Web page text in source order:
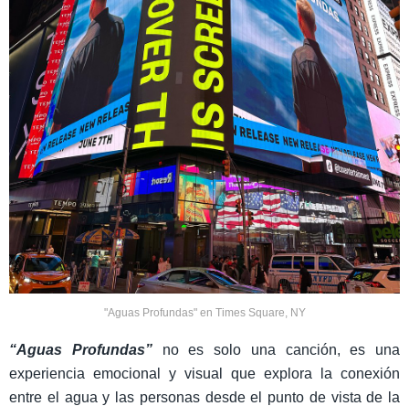
"Aguas Profundas" en Times Square, NY
“Aguas Profundas” no es solo una canción, es una
experiencia emocional y visual que explora la conexión
entre el agua y las personas desde el punto de vista de la